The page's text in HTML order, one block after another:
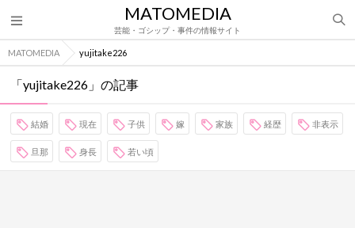
MATOMEDIA
芸能・ゴシップ・事件の情報サイト
MATOMEDIA yujitake226
「yujitake226」の記事
結婚 現在 子供 嫁 家族 経歴 非表示
旦那 身長 若い頃